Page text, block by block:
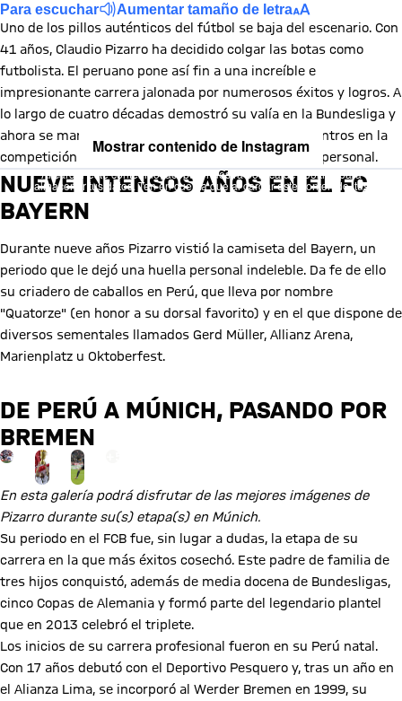
Para escuchar Aumentar tamaño de letra
Uno de los pillos auténticos del fútbol se baja del escenario. Con
41 años, Claudio Pizarro ha decidido colgar las botas como
futbolista. El peruano pone así fin a una increíble e
impresionante carrera jalonada por numerosos éxitos y logros. A
lo largo de cuatro décadas demostró su valía en la Bundesliga y
ahora se marcha como el extranjero con más encuentros en la
competición (490) y seis ensaladeras en su vitrina personal.
Mostrar contenido de Instagram
Al cargar este contenido, aceptas nuestra política de cookies para
almacenar tus datos. Ten en cuenta que al cargar este contenido, tus
datos serán compartidos con el proveedor de esta red social.
NUEVE INTENSOS AÑOS EN EL FC
BAYERN
Durante nueve años Pizarro vistió la camiseta del Bayern, un
periodo que le dejó una huella personal indeleble. Da fe de ello
su criadero de caballos en Perú, que lleva por nombre
"Quatorze" (en honor a su dorsal favorito) y en el que dispone de
diversos sementales llamados Gerd Müller, Allianz Arena,
Marienplatz u Oktoberfest.
DE PERÚ A MÚNICH, PASANDO POR
BREMEN
Ir a la página de la galería: Ver galería
En esta galería podrá disfrutar de las mejores imágenes de
Pizarro durante su(s) etapa(s) en Múnich.
Su periodo en el FCB fue, sin lugar a dudas, la etapa de su
carrera en la que más éxitos cosechó. Este padre de familia de
tres hijos conquistó, además de media docena de Bundesligas,
cinco Copas de Alemania y formó parte del legendario plantel
que en 2013 celebró el triplete.
Los inicios de su carrera profesional fueron en su Perú natal.
Con 17 años debutó con el Deportivo Pesquero y, tras un año en
el Alianza Lima, se incorporó al Werder Bremen en 1999, su